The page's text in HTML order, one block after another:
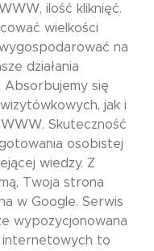
ilość kliknięć.
wielkości
na
działania
Absorbujemy się
jak i
Skuteczność
osobistej
wiedzy. Z
Twoja strona
w Google. Serwis
wypozycjonowana
internetowych to